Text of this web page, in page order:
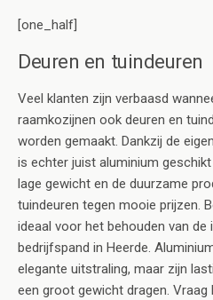
[one_half]
Deuren en tuindeuren
Veel klanten zijn verbaasd
raamkozijnen ook deuren en
worden gemaakt. Dankzij de
is echter juist aluminium
lage gewicht en de duurzame
tuindeuren tegen mooie prijzen.
ideaal voor het behouden van de
bedrijfspand in Heerde.
elegante uitstraling, maar zijn
een groot gewicht dragen.